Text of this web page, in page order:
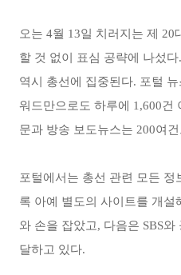
오는 4월 13일 치러지는 제 20
할 것 없이 표심 공략에 나섰
역시 총선에 집중된다. 포털
워드만으로도 하루에 1,600건
문과 방송 보도뉴스는 200여
포털에서는 총선 관련 모든 정
록 아예 별도의 사이트를 개설
와 손을 잡았고, 다음은 SBS
달하고 있다.